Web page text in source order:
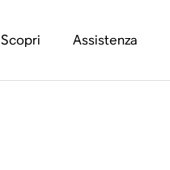
Scopri Assistenza